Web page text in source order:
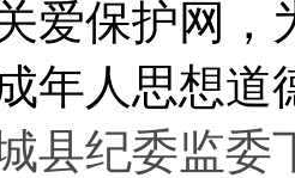
爱保护网，
年人思想道
县纪委监委